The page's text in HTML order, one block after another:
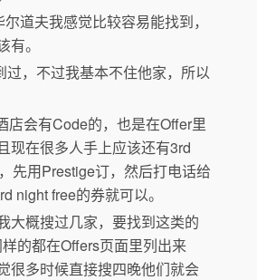
道夫我感觉比较容易能找到，
。
过，不过我基本不住他家，所以
店会有Code的，也是在Offer里
现在很多人手上应该还有3rd
先用Prestige订，然后打电话给
night free的券就可以。
大概搜过几家，要找到这类的
的都在Offers页面里列出来
很多时候直接搜四晚他们就会